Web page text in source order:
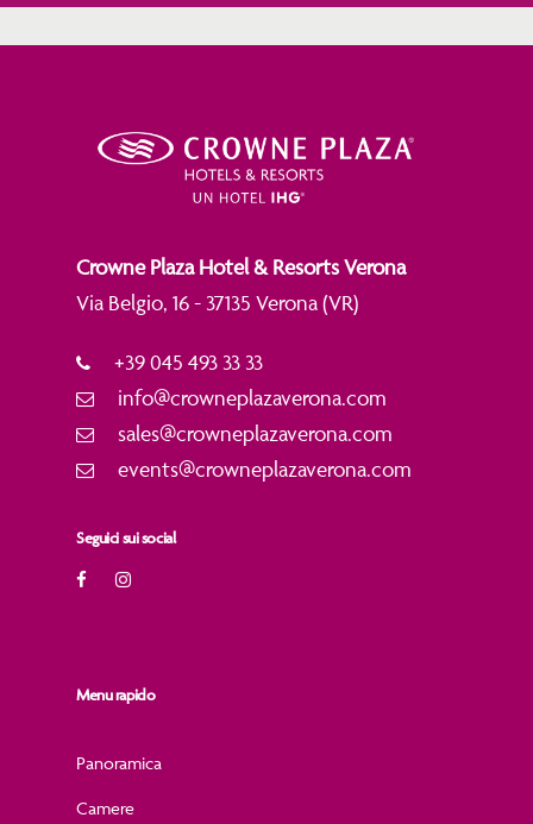
Crowne Plaza Hotel & Resorts Verona
Via Belgio, 16 - 37135 Verona (VR)
+39 045 493 33 33
info@crowneplazaverona.com
sales@crowneplazaverona.com
events@crowneplazaverona.com
Seguici sui social
Menu rapido
Panoramica
Camere